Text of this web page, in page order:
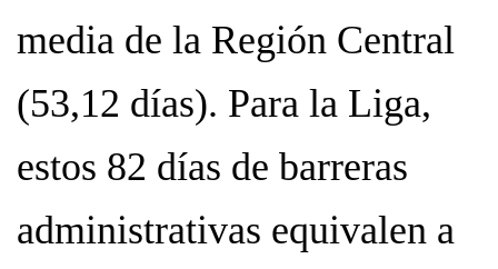
media de la Región Central
(53,12 días). Para la Liga,
estos 82 días de barreras
administrativas equivalen a